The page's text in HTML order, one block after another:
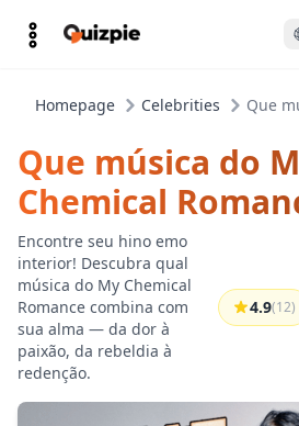
Homepage Celebrities Que
Que música do
Chemical
Encontre seu hino emo
interior! Descubra qual
música do My Chemical
Romance combina com
sua alma — da dor à
paixão, da rebeldia à
redenção.
4.9(12)